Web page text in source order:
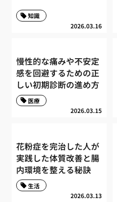
2026.03.16
知識
慢性的な痛みや不安定
感を回避するための正
しい初期診断の進め方
2026.03.15
医療
花粉症を完治した人が
実践した体質改善と腸
内環境を整える秘訣
2026.03.13
生活